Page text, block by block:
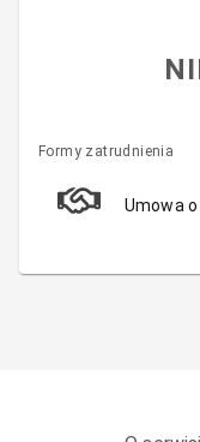
Formy zatrudnienia
Umowa